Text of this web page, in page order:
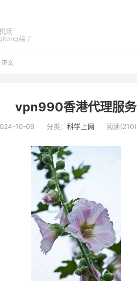
场
梯子
正文
vpn990香港代理服务
10-09 分类： 科学上网 阅读(210)